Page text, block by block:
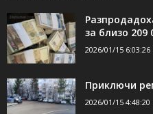
за близо 209
2026/01/15 6:03:26
Приключи
2026/01/15 4:48:20